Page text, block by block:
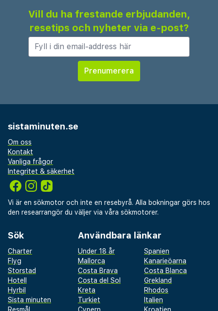
Vill du ha frestande erbjudanden,
resetips och nyheter via e-post?
sistaminuten.se
Om oss
Kontakt
Vanliga frågor
Integritet & säkerhet
Vi är en sökmotor och inte en resebyrå. Alla bokningar görs hos
den researrangör du väljer via våra sökmotorer.
Sök
Charter
Flyg
Storstad
Hotell
Hyrbil
Sista minuten
Resmål
Användbara länkar
Under 18 år
Spanien
Mallorca
Kanarieöarna
Costa Brava
Costa Blanca
Costa del Sol
Grekland
Kreta
Rhodos
Turkiet
Italien
Cypern
Kroatien